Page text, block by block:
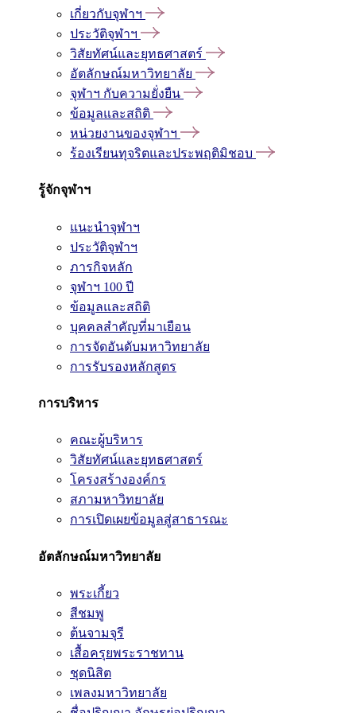
เกี่ยวกับจุฬาฯ
ประวัติจุฬาฯ
วิสัยทัศน์และยุทธศาสตร์
อัตลักษณ์มหาวิทยาลัย
จุฬาฯ กับความยั่งยืน
ข้อมูลและสถิติ
หน่วยงานของจุฬาฯ
ร้องเรียนทุจริตและประพฤติมิชอบ
รู้จักจุฬาฯ
แนะนำจุฬาฯ
ประวัติจุฬาฯ
ภารกิจหลัก
จุฬาฯ 100 ปี
ข้อมูลและสถิติ
บุคคลสำคัญที่มาเยือน
การจัดอันดับมหาวิทยาลัย
การรับรองหลักสูตร
การบริหาร
คณะผู้บริหาร
วิสัยทัศน์และยุทธศาสตร์
โครงสร้างองค์กร
สภามหาวิทยาลัย
การเปิดเผยข้อมูลสู่สาธารณะ
อัตลักษณ์มหาวิทยาลัย
พระเกี้ยว
สีชมพู
ต้นจามจุรี
เสื้อครุยพระราชทาน
ชุดนิสิต
เพลงมหาวิทยาลัย